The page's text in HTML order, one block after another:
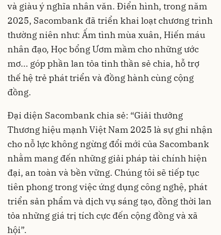
và giàu ý nghĩa nhân văn. Điển hình, trong năm
2025, Sacombank đã triển khai loạt chương trình
thường niên như: Ấm tình mùa xuân, Hiến máu
nhân đạo, Học bổng Ươm mầm cho những ước
mơ... góp phần lan tỏa tinh thần sẻ chia, hỗ trợ
thế hệ trẻ phát triển và đồng hành cùng cộng
đồng.
Đại diện Sacombank chia sẻ: “Giải thưởng
Thương hiệu mạnh Việt Nam 2025 là sự ghi nhận
cho nỗ lực không ngừng đổi mới của Sacombank
nhằm mang đến những giải pháp tài chính hiện
đại, an toàn và bền vững. Chúng tôi sẽ tiếp tục
tiên phong trong việc ứng dụng công nghệ, phát
triển sản phẩm và dịch vụ sáng tạo, đồng thời lan
tỏa những giá trị tích cực đến cộng đồng và xã
hội”.